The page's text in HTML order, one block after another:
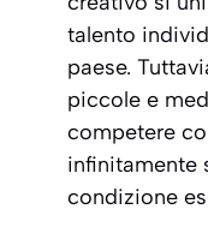
talento
paese.
piccole e
competere
infinitamente
condizione